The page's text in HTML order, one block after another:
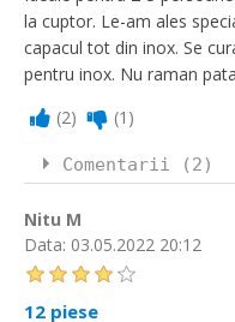
la cuptor. Le-am ales
capacul tot din inox. Se
pentru inox. Nu raman
(2) (1 )
Comentarii (2)
Nitu M
Data: 03.05.2022 20:12
12 piese